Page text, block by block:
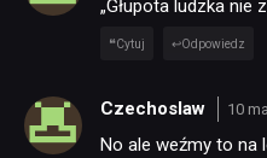
NEWSY
„Głupota ludzka nie
Cytuj Odpowiedz
Czechoslaw 10
No ale weźmy to na